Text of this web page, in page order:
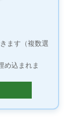
ます（複数選
め込まれま